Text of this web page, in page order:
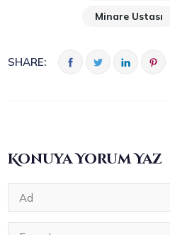
Minare Ustası
SHARE:
Konuya Yorum Yaz